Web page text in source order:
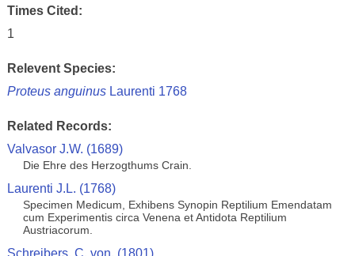
Times Cited:
1
Relevent Species:
Proteus anguinusLaurenti 1768
Related Records:
Valvasor J.W. (1689)
Die Ehre des Herzogthums Crain.
Laurenti J.L. (1768)
Specimen Medicum, Exhibens Synopin Reptilium Emendatam
cum Experimentis circa Venena et Antidota Reptilium
Austriacorum.
Schreibers, C. von. (1801)